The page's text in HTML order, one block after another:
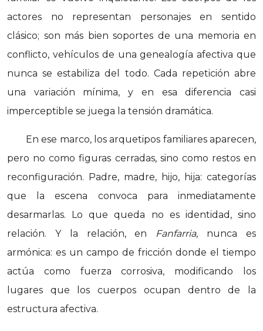
actores no representan personajes en sentido
clásico; son más bien soportes de una memoria en
conflicto, vehículos de una genealogía afectiva que
nunca se estabiliza del todo. Cada repetición abre
una variación mínima, y en esa diferencia casi
imperceptible se juega la tensión dramática.
En ese marco, los arquetipos familiares aparecen,
pero no como figuras cerradas, sino como restos en
reconfiguración. Padre, madre, hijo, hija: categorías
que la escena convoca para inmediatamente
desarmarlas. Lo que queda no es identidad, sino
relación. Y la relación, en Fanfarria, nunca es
armónica: es un campo de fricción donde el tiempo
actúa como fuerza corrosiva, modificando los
lugares que los cuerpos ocupan dentro de la
estructura afectiva.